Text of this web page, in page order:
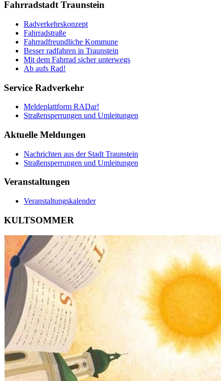
Fahrradstadt Traunstein
Radverkehrskonzept
Fahrradstraße
Fahrradfreundliche Kommune
Besser radfahren in Traunstein
Mit dem Fahrrad sicher unterwegs
Ab aufs Rad!
Service Radverkehr
Meldeplattform RADar!
Straßensperrungen und Umleitungen
Aktuelle Meldungen
Nachrichten aus der Stadt Traunstein
Straßensperrungen und Umleitungen
Veranstaltungen
Veranstaltungskalender
KULTSOMMER